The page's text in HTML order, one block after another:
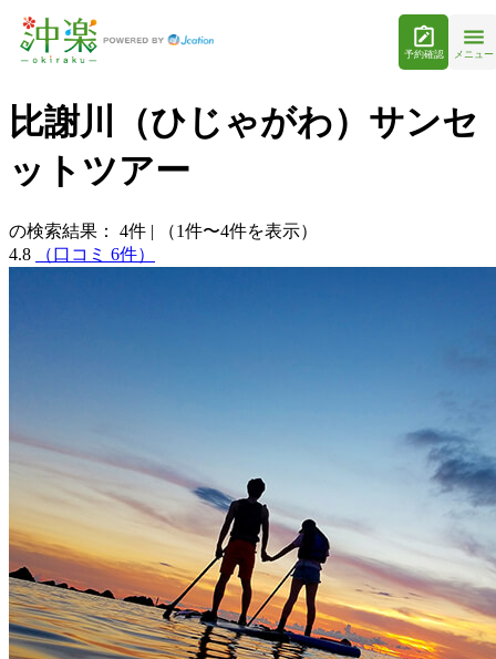
予約確認 メニュー
比謝川（ひじゃがわ）サンセ
ットツアー
の検索結果： 4件 |
（1件〜4件を表示）
4.8
（口コミ 6件）